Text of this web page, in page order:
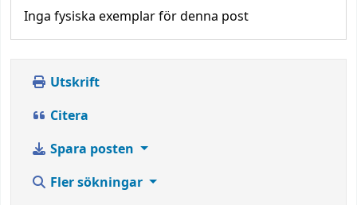
Inga fysiska exemplar för denna post
Utskrift
Citera
Spara posten
Fler sökningar